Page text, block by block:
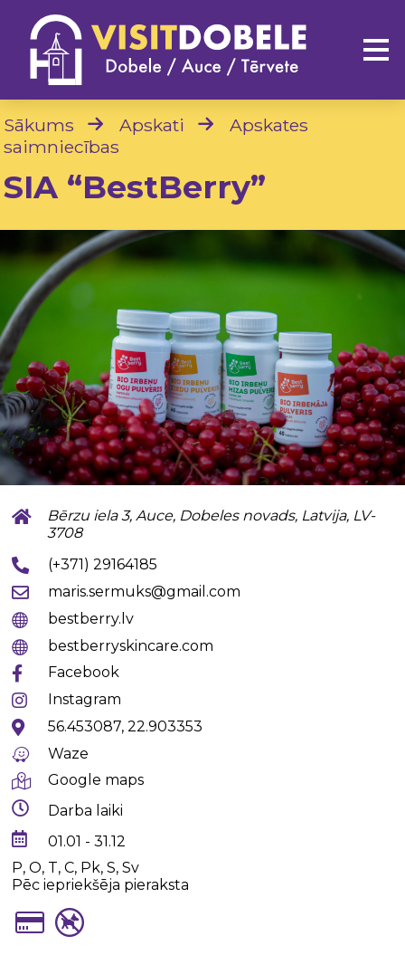
Sākums Apskati
Apskates
saimniecības
SIA “BestBerry”
Bērzu iela 3, Auce, Dobeles novads, Latvija, LV-
3708
(+371) 29164185
maris.sermuks@gmail.com
bestberry.lv
bestberryskincare.com
Facebook
Instagram
56.453087, 22.903353
Waze
Google maps
Darba laiki
01.01 - 31.12
P, O, T, C, Pk, S, Sv
Pēc iepriekšēja pieraksta